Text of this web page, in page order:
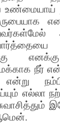
நீர்
என்று
எல்லா